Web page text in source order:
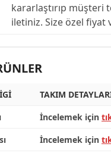
kararlaştırıp müşteri
iletiniz. Size özel fiyat
TAKIM
İncelemek için
İncelemek için